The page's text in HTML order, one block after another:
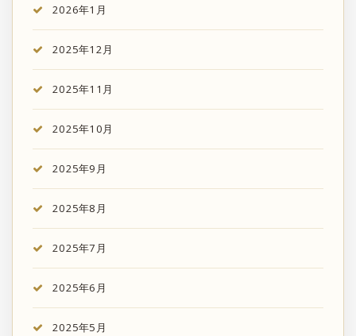
2026年1月
2025年12月
2025年11月
2025年10月
2025年9月
2025年8月
2025年7月
2025年6月
2025年5月